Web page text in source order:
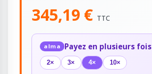
345,19 € TTC
alma Payez en plusieurs fois
2× 3× 4× 10×